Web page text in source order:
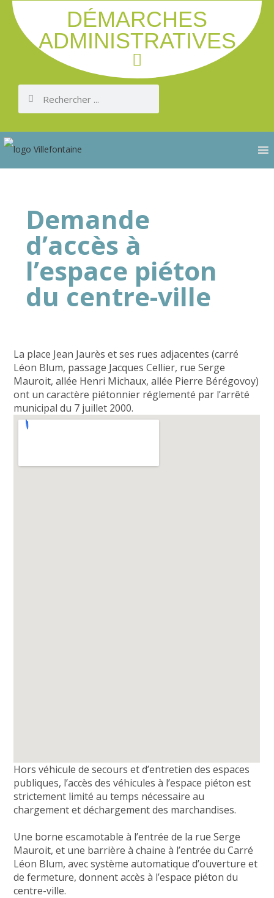
DÉMARCHES
ADMINISTRATIVES
Demande
d’accès à
l’espace piéton
du centre-ville
La place Jean Jaurès et ses rues adjacentes (carré
Léon Blum, passage Jacques Cellier, rue Serge
Mauroit, allée Henri Michaux, allée Pierre Bérégovoy)
ont un caractère piétonnier réglementé par l’arrêté
municipal du 7 juillet 2000.
Hors véhicule de secours et d’entretien des espaces
publiques, l’accès des véhicules à l’espace piéton est
strictement limité au temps nécessaire au
chargement et déchargement des marchandises.
Une borne escamotable à l’entrée de la rue Serge
Mauroit, et une barrière à chaine à l’entrée du Carré
Léon Blum, avec système automatique d’ouverture et
de fermeture, donnent accès à l’espace piéton du
centre-ville.